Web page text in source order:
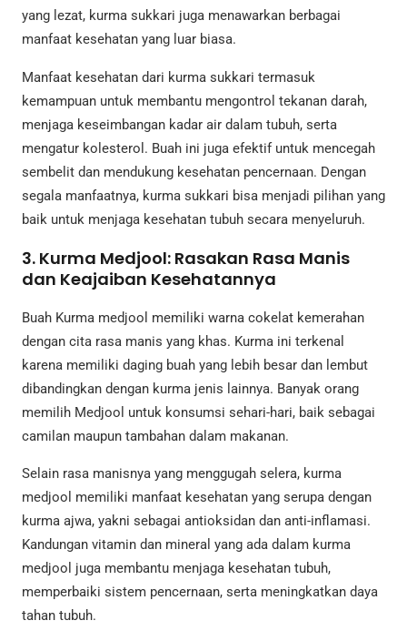
yang lezat, kurma sukkari juga menawarkan berbagai
manfaat kesehatan yang luar biasa.
Manfaat kesehatan dari kurma sukkari termasuk
kemampuan untuk membantu mengontrol tekanan darah,
menjaga keseimbangan kadar air dalam tubuh, serta
mengatur kolesterol. Buah ini juga efektif untuk mencegah
sembelit dan mendukung kesehatan pencernaan. Dengan
segala manfaatnya, kurma sukkari bisa menjadi pilihan yang
baik untuk menjaga kesehatan tubuh secara menyeluruh.
3. Kurma Medjool: Rasakan Rasa Manis
dan Keajaiban Kesehatannya
Buah Kurma medjool memiliki warna cokelat kemerahan
dengan cita rasa manis yang khas. Kurma ini terkenal
karena memiliki daging buah yang lebih besar dan lembut
dibandingkan dengan kurma jenis lainnya. Banyak orang
memilih Medjool untuk konsumsi sehari-hari, baik sebagai
camilan maupun tambahan dalam makanan.
Selain rasa manisnya yang menggugah selera, kurma
medjool memiliki manfaat kesehatan yang serupa dengan
kurma ajwa, yakni sebagai antioksidan dan anti-inflamasi.
Kandungan vitamin dan mineral yang ada dalam kurma
medjool juga membantu menjaga kesehatan tubuh,
memperbaiki sistem pencernaan, serta meningkatkan daya
tahan tubuh.